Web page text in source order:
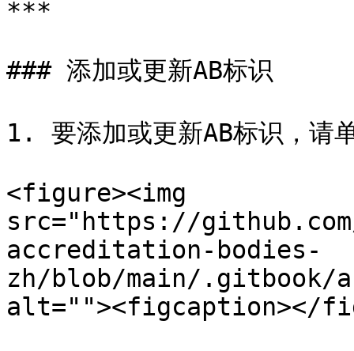
***
### 添加或更新AB标识
1. 要添加或更新AB标识，请
<figure><img
src="https://
accreditation-bodies-
zh/blob/main/.gitbook/
alt=""><figcaption></